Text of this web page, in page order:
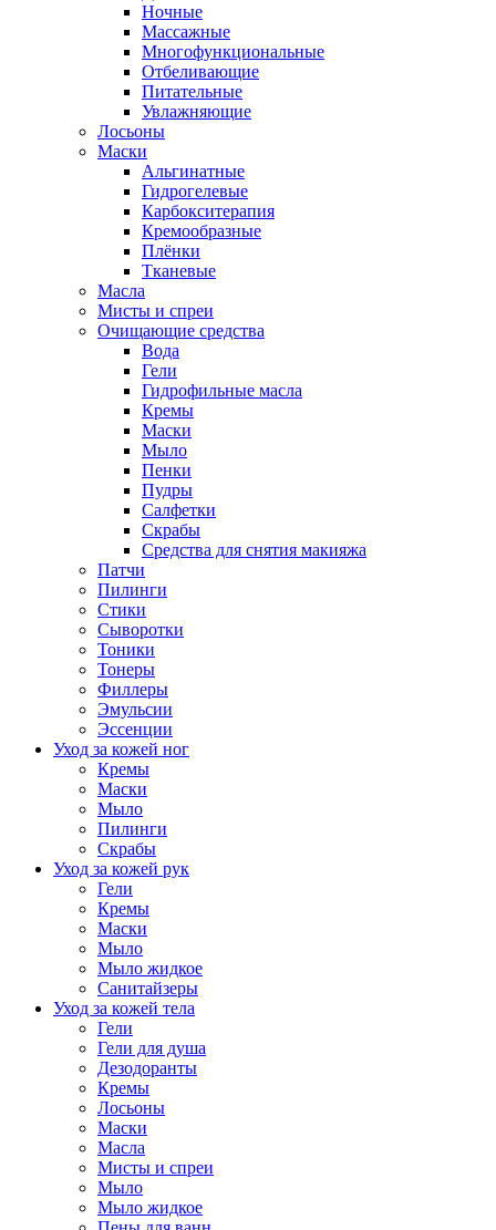
Ночные
Массажные
Многофункциональные
Отбеливающие
Питательные
Увлажняющие
Лосьоны
Маски
Альгинатные
Гидрогелевые
Карбокситерапия
Кремообразные
Плёнки
Тканевые
Масла
Мисты и спреи
Очищающие средства
Вода
Гели
Гидрофильные масла
Кремы
Маски
Мыло
Пенки
Пудры
Салфетки
Скрабы
Средства для снятия макияжа
Патчи
Пилинги
Стики
Сыворотки
Тоники
Тонеры
Филлеры
Эмульсии
Эссенции
Уход за кожей ног
Кремы
Маски
Мыло
Пилинги
Скрабы
Уход за кожей рук
Гели
Кремы
Маски
Мыло
Мыло жидкое
Санитайзеры
Уход за кожей тела
Гели
Гели для душа
Дезодоранты
Кремы
Лосьоны
Маски
Масла
Мисты и спреи
Мыло
Мыло жидкое